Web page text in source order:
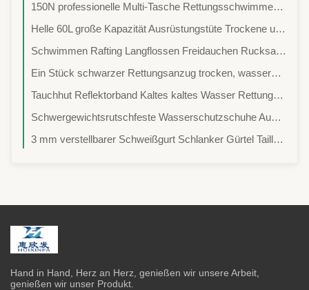
150N professionelle Multi-Tasche Rettungsschwimmer mit hohem Schwimmvermögen PFD Wasserrettungsschwimmer für extreme Wassersportarten
Helle 60L große Kapazität Ausrüstungstüte Trockene und nasse Trennung Multifunktionsriemen Wasserdicht für Tauchausrüstung Flossen Fischerei-Ausrüstung Lagerung
Schwimmen Rafting Langflossen Freidauchen Rucksack Großkapazität Wasserdicht Multifunktionsgurt
Ein Stück schwarzer Rettungsanzug trocken, wasserdicht.
Tauchhut Reflektorband Kaltes kaltes Wasser Rettungsanzüge Profi Tauchen Tiefen Tauchen OEM / ODM angepasst
Schwergewichtsrutschfeste Wasserschutzschuhe Außenwasserdichte Sicherheitsschuhe Wasserrettungsschuhe
3 mm verstellbarer Schweißgurt Schlanker Gürtel Taille Trainer für Männer Frauen
Hand in Hand, Herz an Herz, genießen wir unsere Arbeit,
genießen wir unser Produkt.